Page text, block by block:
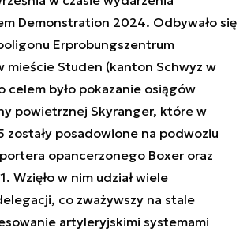
Demonstration 2024. Odbywało się
Erprobungszentrum
mieście Studen (kanton Schwyz w
celem było pokazanie osiągów
powietrznej Skyranger, które w
zostały posadowione na podwoziu
opancerzonego Boxer oraz
Wzięło w nim udział wiele
co zważywszy na stale
artyleryjskimi systemami